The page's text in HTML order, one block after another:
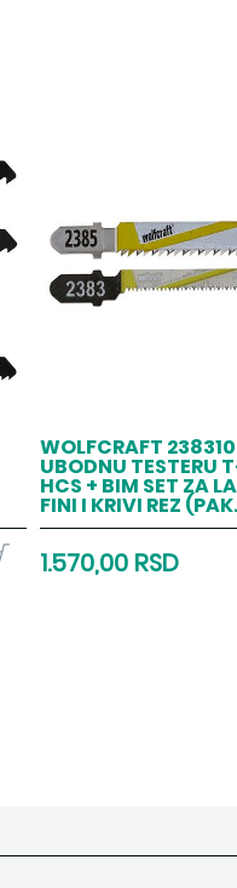
WOLFCRAFT
UBODNU TESTERU
HCS + BIM SET ZA
FINI I KRIVI REZ
1.570,00 RSD